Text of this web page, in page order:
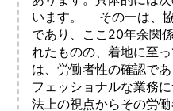
います。 その一は、
であり、ここ20年余関
れたものの、着地に至
は、労働者性の確認で
フェッショナルな業務
法上の視点からその労